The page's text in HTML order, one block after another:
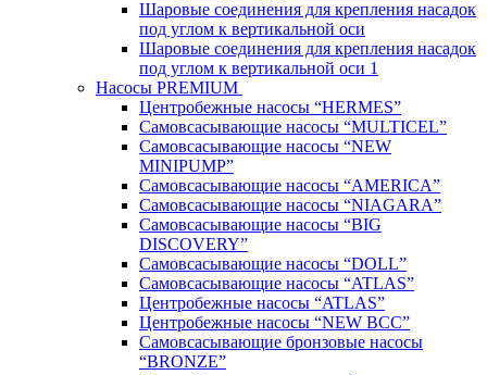
Шаровые соединения для крепления насадок
под углом к вертикальной оси
Шаровые соединения для крепления насадок
под углом к вертикальной оси 1
Насосы PREMIUM
Центробежные насосы “HERMES”
Самовсасывающие насосы “MULTICEL”
Самовсасывающие насосы “NEW
MINIPUMP”
Самовсасывающие насосы “AMERICA”
Самовсасывающие насосы “NIAGARA”
Самовсасывающие насосы “BIG
DISCOVERY”
Самовсасывающие насосы “DOLL”
Самовсасывающие насосы “ATLAS”
Центробежные насосы “ATLAS”
Центробежные насосы “NEW BCC”
Самовсасывающие бронзовые насосы
“BRONZE”